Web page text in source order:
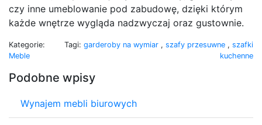
czy inne umeblowanie pod zabudowę, dzięki którym
każde wnętrze wygląda nadzwyczaj oraz gustownie.
Kategorie:
Meble
Tagi: garderoby na wymiar , szafy przesuwne , szafki
kuchenne
Podobne wpisy
Wynajem mebli biurowych